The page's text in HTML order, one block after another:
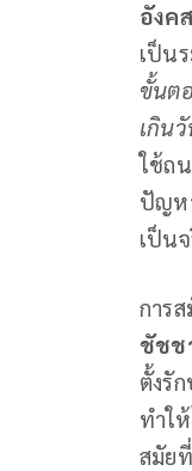
อังค
เป็น
ขั้นต
เกิน
ใช้ถ
ปัญห
เป็น
การ
ชัชช
ตั้งรั
ทำใ
สมัย